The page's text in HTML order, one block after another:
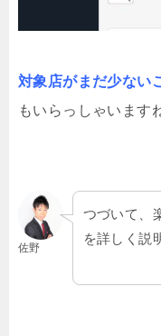
対象店がまだ少ない
もいらっしゃいます
佐野
つづいて、
を詳しく説